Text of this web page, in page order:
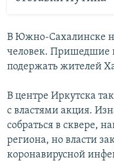
В Южно-Сахалинске
человек. Пришедшие
подержать жителей
В центре Иркутска
с властями акция.
собраться в сквере,
региона, но власти
коронавирусной